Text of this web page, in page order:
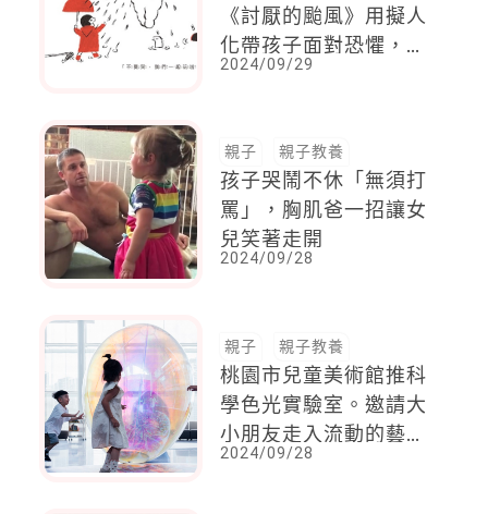
《討厭的颱風》用擬人
化帶孩子面對恐懼，認
識颱風的另一面
2024/09/29
親子 親子教養
孩子哭鬧不休「無須打
罵」，胸肌爸一招讓女
兒笑著走開
2024/09/28
親子 親子教養
桃園市兒童美術館推科
學色光實驗室。邀請大
小朋友走入流動的藝術
光盒！
2024/09/28